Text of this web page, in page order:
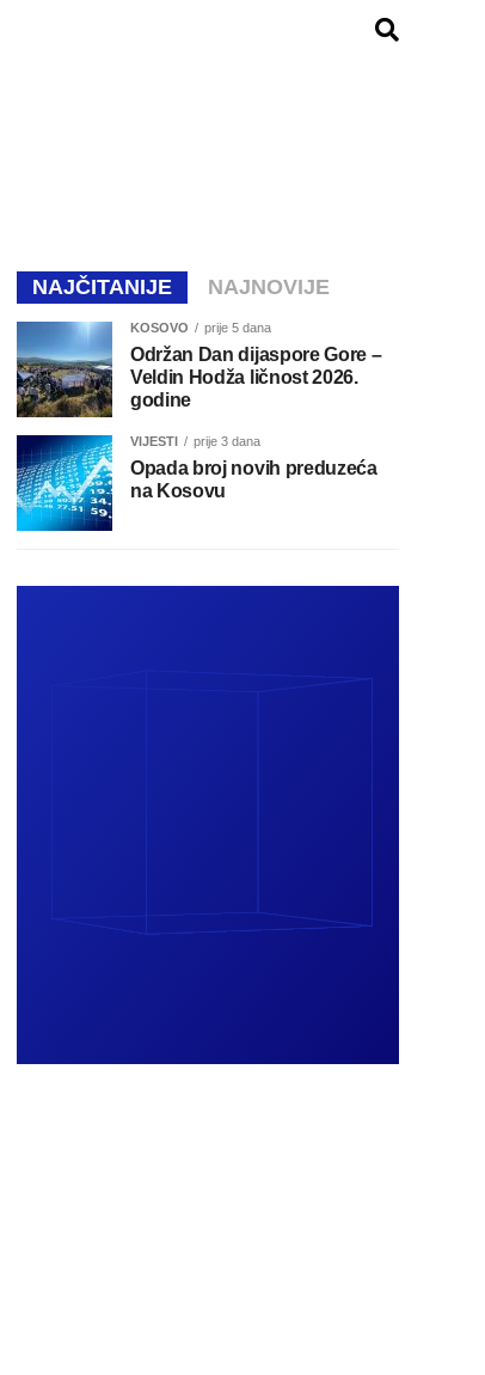
NAJČITANIJE NAJNOVIJE
KOSOVO prije 5 dana
Održan Dan dijaspore Gore –
Veldin Hodža ličnost 2026.
godine
VIJESTI prije 3 dana
Opada broj novih preduzeća
na Kosovu